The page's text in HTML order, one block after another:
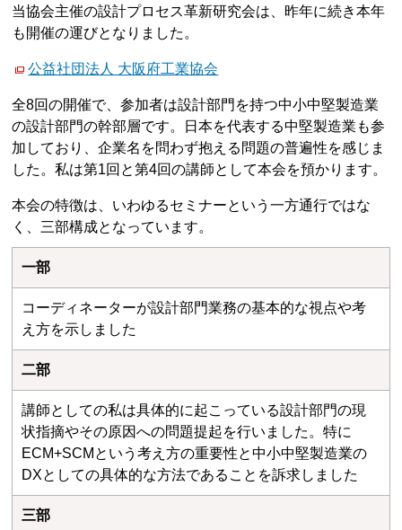
当協会主催の設計プロセス革新研究会は、昨年に続き本年
も開催の運びとなりました。
公益社団法人 大阪府工業協会
全8回の開催で、参加者は設計部門を持つ中小中堅製造業
の設計部門の幹部層です。日本を代表する中堅製造業も参
加しており、企業名を問わず抱える問題の普遍性を感じま
した。私は第1回と第4回の講師として本会を預かります。
本会の特徴は、いわゆるセミナーという一方通行ではな
く、三部構成となっています。
一部
コーディネーターが設計部門業務の基本的な視点や考
え方を示しました
二部
講師としての私は具体的に起こっている設計部門の現
状指摘やその原因への問題提起を行いました。特に
ECM+SCMという考え方の重要性と中小中堅製造業の
DXとしての具体的な方法であることを訴求しました
三部